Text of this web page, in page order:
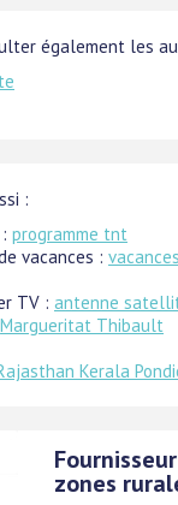
également les
:
programme tnt
vacances :
TV : antenne
Margueritat Thibault
Kerala
zones